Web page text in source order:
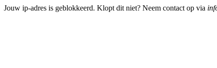
Jouw ip-adres is geblokkeerd. Klopt dit niet? Neem contact op via